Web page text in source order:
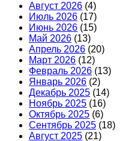
Август 2026 (4)
Июль 2026 (17)
Июнь 2026 (15)
Май 2026 (13)
Апрель 2026 (20)
Март 2026 (12)
Февраль 2026 (13)
Январь 2026 (2)
Декабрь 2025 (14)
Ноябрь 2025 (16)
Октябрь 2025 (6)
Сентябрь 2025 (18)
Август 2025 (21)